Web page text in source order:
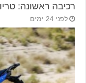
רכיבה ראשונה:
לפני 24 ימים